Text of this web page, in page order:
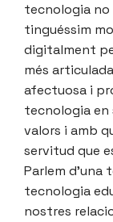
tecnologia no
tinguéssim
digitalment
més
afectuosa i
tecnologia en
valors i amb
servitud que
Parlem d’una
tecnologia
nostres